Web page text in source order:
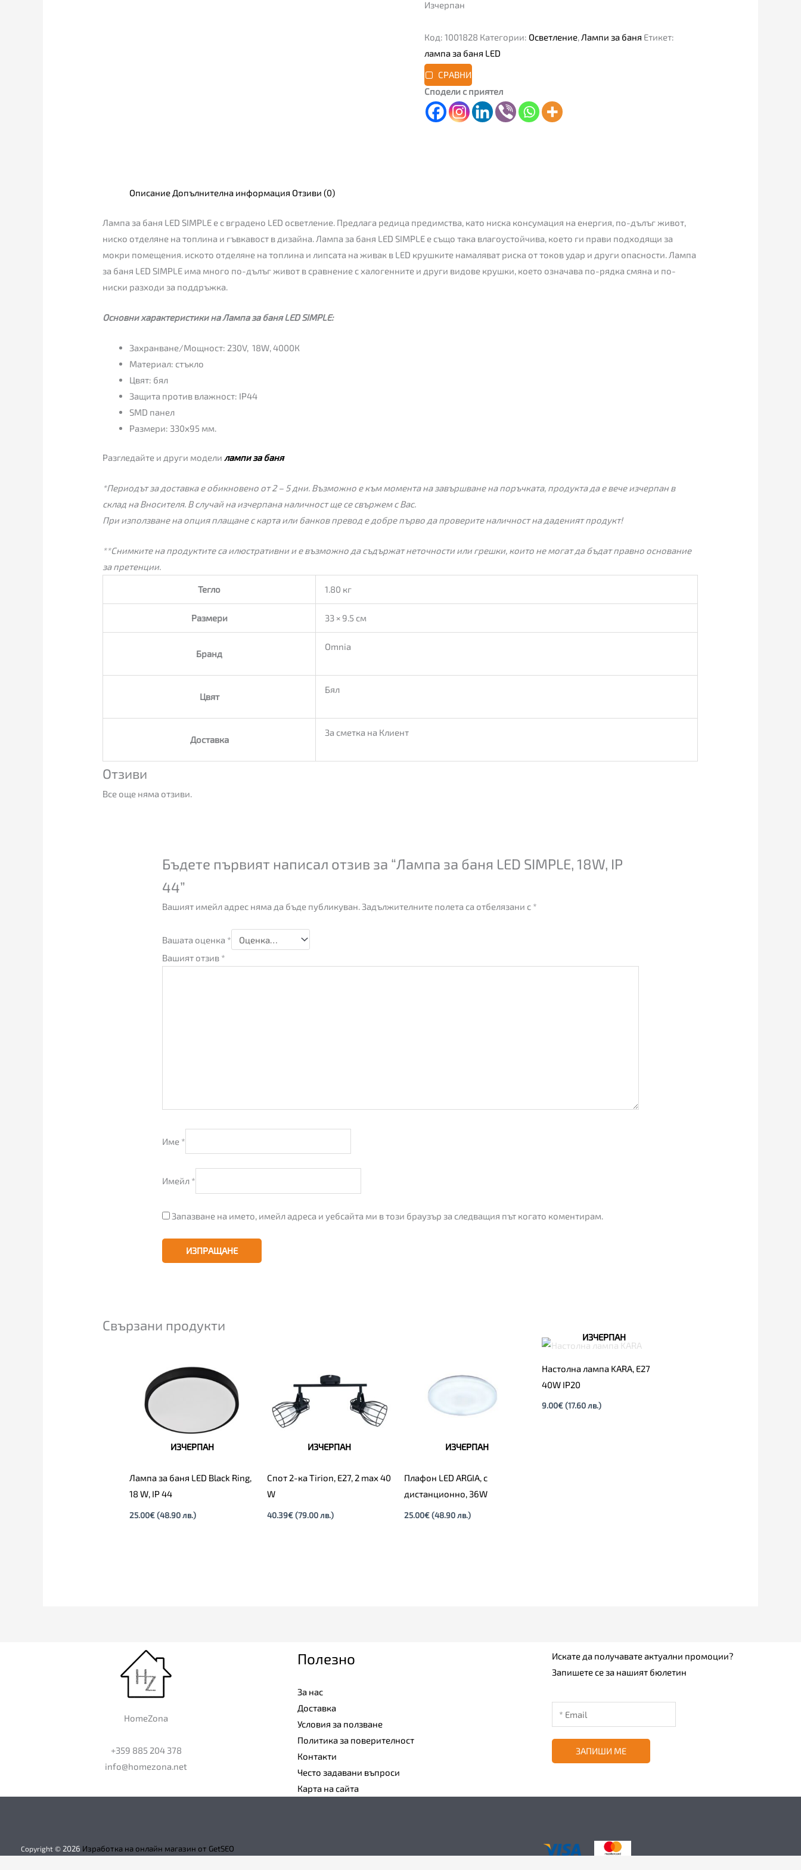
Изчерпан
Код: 1001828 Категории: Осветление Лампи за баня Етикет:
лампа за баня LED
СРАВНИ
Сподели с приятел
Описание Допълнителна информация Отзиви (0)
Лампа за баня LED SIMPLE е с вградено LED осветление. Предлага редица предимства, като ниска консумация на енергия, по-дълъг живот,
ниско отделяне на топлина и гъвкавост в дизайна. Лампа за баня LED SIMPLE е също така влагоустойчива, което ги прави подходящи за
мокри помещения. иското отделяне на топлина и липсата на живак в LED крушките намаляват риска от токов удар и други опасности. Лампа
за баня LED SIMPLE има много по-дълъг живот в сравнение с халогенните и други видове крушки, което означава по-рядка смяна и по-
ниски разходи за поддръжка.
Основни характеристики на Лампа за баня LED SIMPLE:
Захранване/Мощност: 230V, 18W, 4000К
Материал: стъкло
Цвят: бял
Защита против влажност: IP44
SMD панел
Размери: 330х95 мм.
Разгледайте и други моделилампи за баня
*Периодът за доставка е обикновено от 2 – 5 дни. Възможно е към момента на завършване на поръчката, продукта да е вече изчерпан в
склад на Вносителя. В случай на изчерпана наличност ще се свържем с Вас.
При използване на опция плащане с карта или банков превод е добре първо да проверите наличност на даденият продукт!
**Снимките на продуктите са илюстративни и е възможно да съдържат неточности или грешки, които не могат да бъдат правно основание
за претенции.
Тегло 1.80 кг
Размери 33 × 9.5 см
Бранд
Omnia
Цвят
Бял
Доставка
За сметка на Клиент
Отзиви
Все още няма отзиви.
Бъдете първият написал отзив за “Лампа за баня LED SIMPLE, 18W, IP
44”
Вашият имейл адрес няма да бъде публикуван. Задължителните полета са отбелязани с *
Вашата оценка *
Вашият отзив *
Име *
Имейл *
Запазване на името, имейл адреса и уебсайта ми в този браузър за следващия път когато коментирам.
Свързани продукти
ИЗЧЕРПАН
Лампа за баня LED Black Ring,
18 W, IP 44
25.00€(48.90 лв.)
ИЗЧЕРПАН
Спот 2-ка Tirion, E27, 2 max 40
W
40.39€ (79.00 лв.)
ИЗЧЕРПАН
Плафон LED ARGIA, с
дистанционно, 36W
25.00€(48.90 лв.)
ИЗЧЕРПАН
Настолна лампа KARA, Е27
40W IP20
9.00€ (17.60 лв.)
HomeZona
+359 885 204 378
info@homezona.net
Полезно
За нас
Доставка
Условия за ползване
Политика за поверителност
Контакти
Често задавани въпроси
Карта на сайта
Искате да получавате актуални промоции?
Запишете се за нашият бюлетин
ЗАПИШИ МЕ
Copyright © 2026 Изработка на онлайн магазин от GetSEO